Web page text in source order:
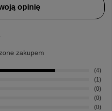
opinię
zakupem
4
1
0
0
0